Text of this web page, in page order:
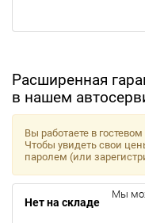
Расширенная
в нашем
Вы работаете в
Чтобы увидеть свои
паролем (или
Нет на складе
Мы